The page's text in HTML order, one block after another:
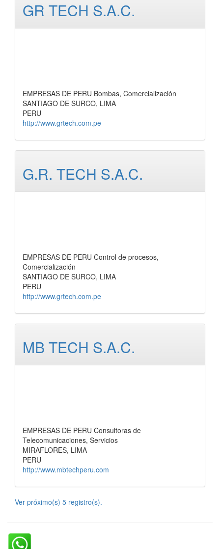
GR TECH S.A.C.
EMPRESAS DE PERU Bombas, Comercialización
SANTIAGO DE SURCO, LIMA
PERU
http://www.grtech.com.pe
G.R. TECH S.A.C.
EMPRESAS DE PERU Control de procesos,
Comercialización
SANTIAGO DE SURCO, LIMA
PERU
http://www.grtech.com.pe
MB TECH S.A.C.
EMPRESAS DE PERU Consultoras de
Telecomunicaciones, Servicios
MIRAFLORES, LIMA
PERU
http://www.mbtechperu.com
Ver próximo(s) 5 registro(s).